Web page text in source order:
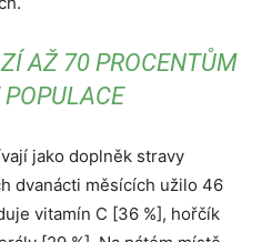
AŽ 70 PROCENTŮM
POPULACE
jako doplněk stravy
dvanácti měsících užilo 46
vitamín C [36 %], hořčík